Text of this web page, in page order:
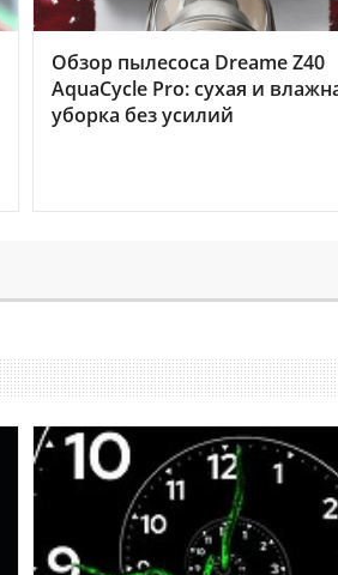
Обзор пылесоса Dreame Z40
AquaCycle Pro: сухая и
уборка без усилий